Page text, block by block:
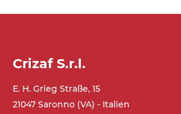
Ständer
aus verzinktem Metallrohr,
Förderfläche
mit Gliedern aus Stahl
Crizaf S.r.l.
E. H. Grieg Straße, 15
21047 Saronno (VA) - Italien